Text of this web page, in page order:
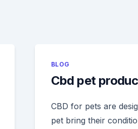
BLOG
Cbd pet
CBD for pets are
pet bring their